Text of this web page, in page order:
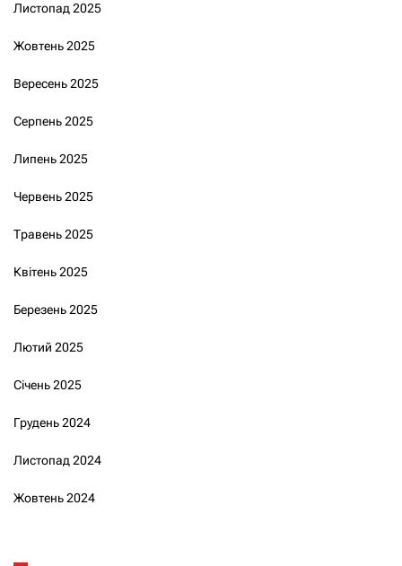
Листопад 2025
Жовтень 2025
Вересень 2025
Серпень 2025
Липень 2025
Червень 2025
Травень 2025
Квітень 2025
Березень 2025
Лютий 2025
Січень 2025
Грудень 2024
Листопад 2024
Жовтень 2024